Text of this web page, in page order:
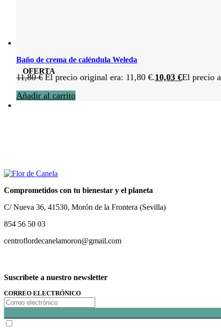
OFERTA
Baño de crema de caléndula Weleda
11,80€ El precio original era: 11,80 €.10,03 €El precio
Añadir al carrito
Comprometidos con tu bienestar y el planeta
C/ Nueva 36, 41530, Morón de la Frontera (Sevilla)
854 56 50 03
centroflordecanelamoron@gmail.com
Suscríbete a nuestro newsletter
CORREO ELECTRÓNICO